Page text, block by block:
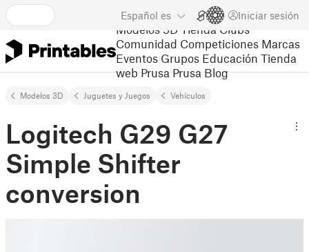
Español es Iniciar sesión
Modelos 3D Tienda Clubs
Comunidad Competiciones Marcas
Eventos Grupos Educación Tienda
web Prusa Prusa Blog
Modelos 3D Juguetes y Juegos Vehículos
Logitech G29 G27
Simple Shifter
conversion